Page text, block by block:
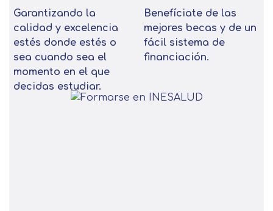
Garantizando la
calidad y excelencia
estés donde estés o
sea cuando sea el
momento en el que
decidas estudiar.
Benefíciate de las
mejores becas y de un
fácil sistema de
financiación.